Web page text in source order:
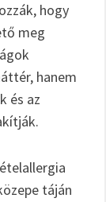
hogy
meg
hanem
és az
táján